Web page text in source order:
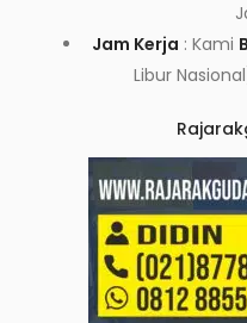
Jam Kerja : Kami
Libur